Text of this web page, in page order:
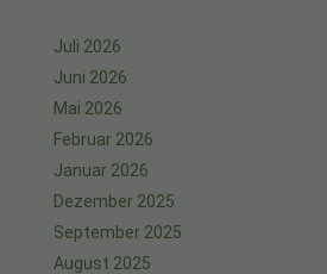
Juli 2026
Juni 2026
Mai 2026
Februar 2026
Januar 2026
Dezember 2025
September 2025
August 2025